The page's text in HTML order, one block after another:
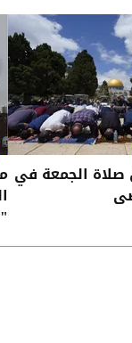
صلاة الجمعة في